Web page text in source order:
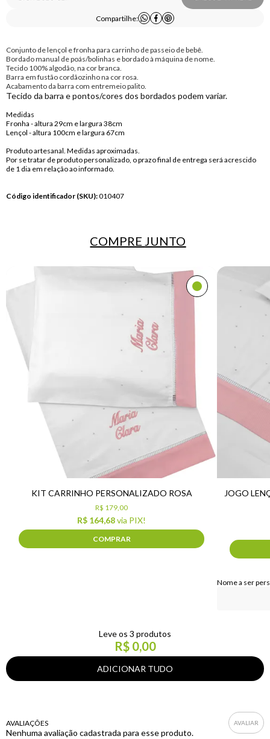
Compartilhe:
Código identificador (SKU):010407
Conjunto de lençol e fronha para carrinho de passeio de bebê.
Bordado manual de poás/bolinhas e bordado à máquina de nome.
Tecido 100% algodão, na cor branca.
Barra em fustão cordãozinho na cor rosa.
Acabamento da barra com entremeio palito.
Tecido da barra e pontos/cores dos bordados podem variar.
Medidas
Fronha - altura 29cm e largura 38cm
Lençol - altura 100cm e largura 67cm
Produto artesanal. Medidas aproximadas.
Por se tratar de produto personalizado, o prazo final de entrega será acrescido
de 1 dia em relação ao informado.
COMPREJUNTO
KIT CARRINHO PERSONALIZADO ROSA
R$ 164,68via PIX!
R$ 179,00
COMPRAR
JOGO
Nome a ser
Leve os 3 produtos
R$ 0,00
AVALIAÇÕES
Nenhuma avaliação cadastrada para esse produto.